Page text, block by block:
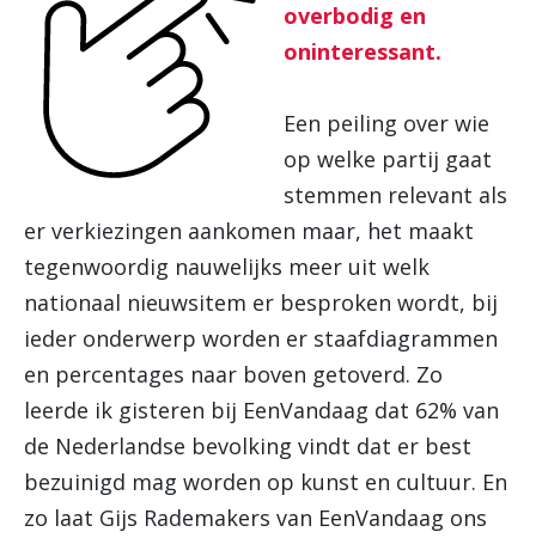
overbodig en
oninteressant.
Een peiling over wie
op welke partij gaat
stemmen relevant als
er verkiezingen aankomen maar, het maakt
tegenwoordig nauwelijks meer uit welk
nationaal nieuwsitem er besproken wordt, bij
ieder onderwerp worden er staafdiagrammen
en percentages naar boven getoverd. Zo
leerde ik gisteren bij EenVandaag dat 62% van
de Nederlandse bevolking vindt dat er best
bezuinigd mag worden op kunst en cultuur. En
zo laat Gijs Rademakers van EenVandaag ons